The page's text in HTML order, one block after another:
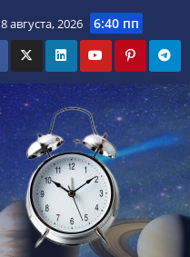
8 августа, 2026 6:40 пп